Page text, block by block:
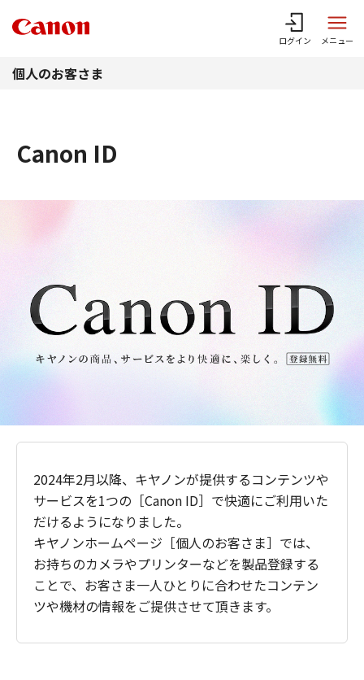
ログイン メニュー
個人のお客さま
Canon ID
2024年2月以降、キヤノンが提供するコンテンツや
サービスを1つの［Canon ID］で快適にご利用いた
だけるようになりました。
キヤノンホームページ［個人のお客さま］では、
お持ちのカメラやプリンターなどを製品登録する
ことで、お客さま一人ひとりに合わせたコンテン
ツや機材の情報をご提供させて頂きます。